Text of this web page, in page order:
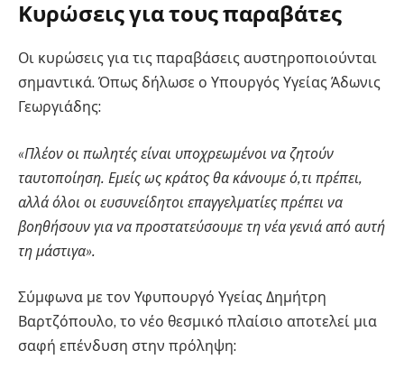
Κυρώσεις για τους παραβάτες
Οι κυρώσεις για τις παραβάσεις αυστηροποιούνται
σημαντικά. Όπως δήλωσε ο Υπουργός Υγείας Άδωνις
Γεωργιάδης:
«Πλέον οι πωλητές είναι υποχρεωμένοι να ζητούν
ταυτοποίηση. Εμείς ως κράτος θα κάνουμε ό,τι πρέπει,
αλλά όλοι οι ευσυνείδητοι επαγγελματίες πρέπει να
βοηθήσουν για να προστατεύσουμε τη νέα γενιά από αυτή
τη μάστιγα».
Σύμφωνα με τον Υφυπουργό Υγείας Δημήτρη
Βαρτζόπουλο, το νέο θεσμικό πλαίσιο αποτελεί μια
σαφή επένδυση στην πρόληψη: